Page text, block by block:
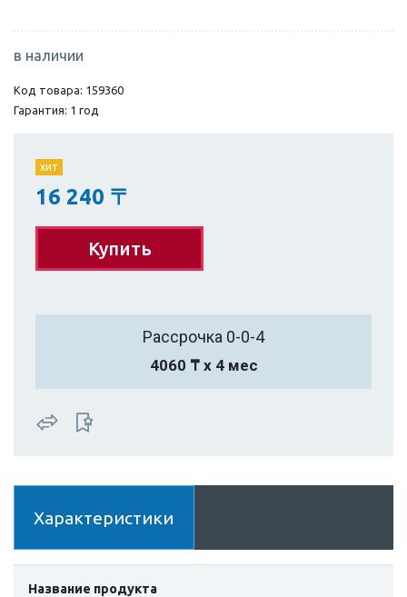
в наличии
Код товара: 159360
Гарантия: 1 год
хит
16 240 〒
Купить
Рассрочка 0-0-4
4060 ₸ х 4 мес
Характеристики
Название продукта